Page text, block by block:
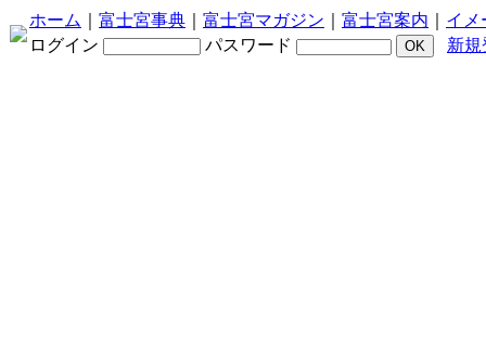
ホーム 富士宮事典 富士宮マガジン 富士宮案内
イメ
ログイン
パスワード 新規